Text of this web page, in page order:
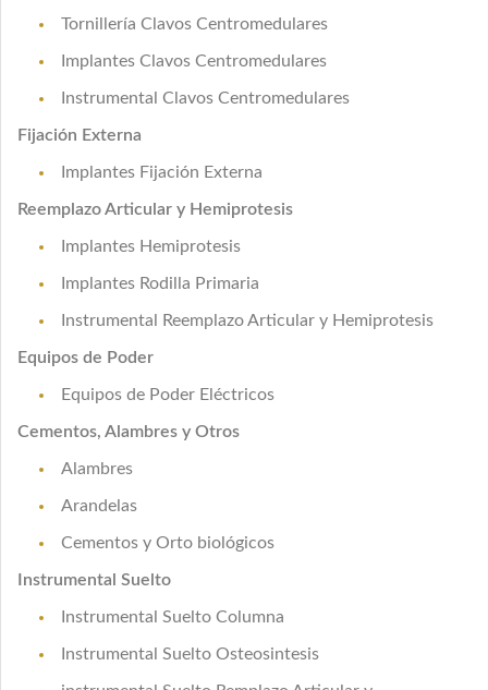
Tornillería Clavos Centromedulares
Implantes Clavos Centromedulares
Instrumental Clavos Centromedulares
Fijación Externa
Implantes Fijación Externa
Reemplazo Articular y Hemiprotesis
Implantes Hemiprotesis
Implantes Rodilla Primaria
Instrumental Reemplazo Articular y Hemiprotesis
Equipos de Poder
Equipos de Poder Eléctricos
Cementos, Alambres y Otros
Alambres
Arandelas
Cementos y Orto biológicos
Instrumental Suelto
Instrumental Suelto Columna
Instrumental Suelto Osteosintesis